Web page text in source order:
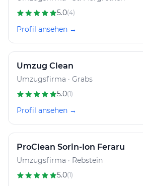
5.0(4)
Profil ansehen →
Umzug Clean
Umzugsfirma · Grabs
5.0(1)
Profil ansehen →
ProClean Sorin-Ion Feraru
Umzugsfirma · Rebstein
5.0(1)